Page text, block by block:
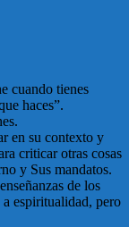
cuando tienes
haces”.
en su contexto y
criticar otras cosas
y Sus mandatos.
de los
espiritualidad, pero